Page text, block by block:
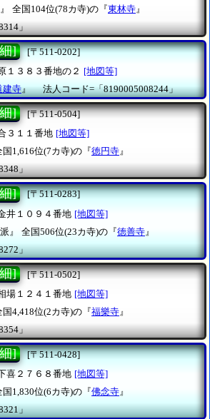
全国104位(78カ寺)の『東林寺 』
」
]
[〒511-0202]
１３８３番地の２ [地図等]
建寺』 法人コード=「8190005008244」
]
[〒511-0504]
３１１番地 [地図等]
国1,616位(7カ寺)の『徳円寺』
」
]
[〒511-0283]
井１０９４番地 [地図等]
』
全国506位(23カ寺)の『徳善寺 』
」
]
[〒511-0502]
場１２４１番地 [地図等]
国4,418位(2カ寺)の『福樂寺』
」
]
[〒511-0428]
喜２７６８番地 [地図等]
国1,830位(6カ寺)の『佛念寺』
」